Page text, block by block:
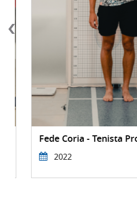
Fede Coria - Tenista
2022